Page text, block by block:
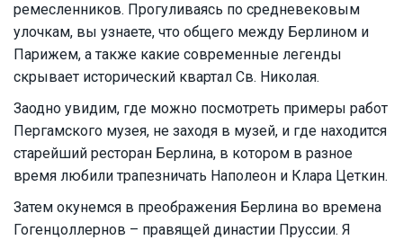
ремесленников. Прогуливаясь по средневековым
улочкам, вы узнаете, что общего между Берлином и
Парижем, а также какие современные легенды
скрывает исторический квартал Св. Николая.
Заодно увидим, где можно посмотреть примеры работ
Пергамского музея, не заходя в музей, и где находится
старейший ресторан Берлина, в котором в разное
время любили трапезничать Наполеон и Клара Цеткин.
Затем окунемся в преображения Берлина во времена
Гогенцоллернов – правящей династии Пруссии. Я